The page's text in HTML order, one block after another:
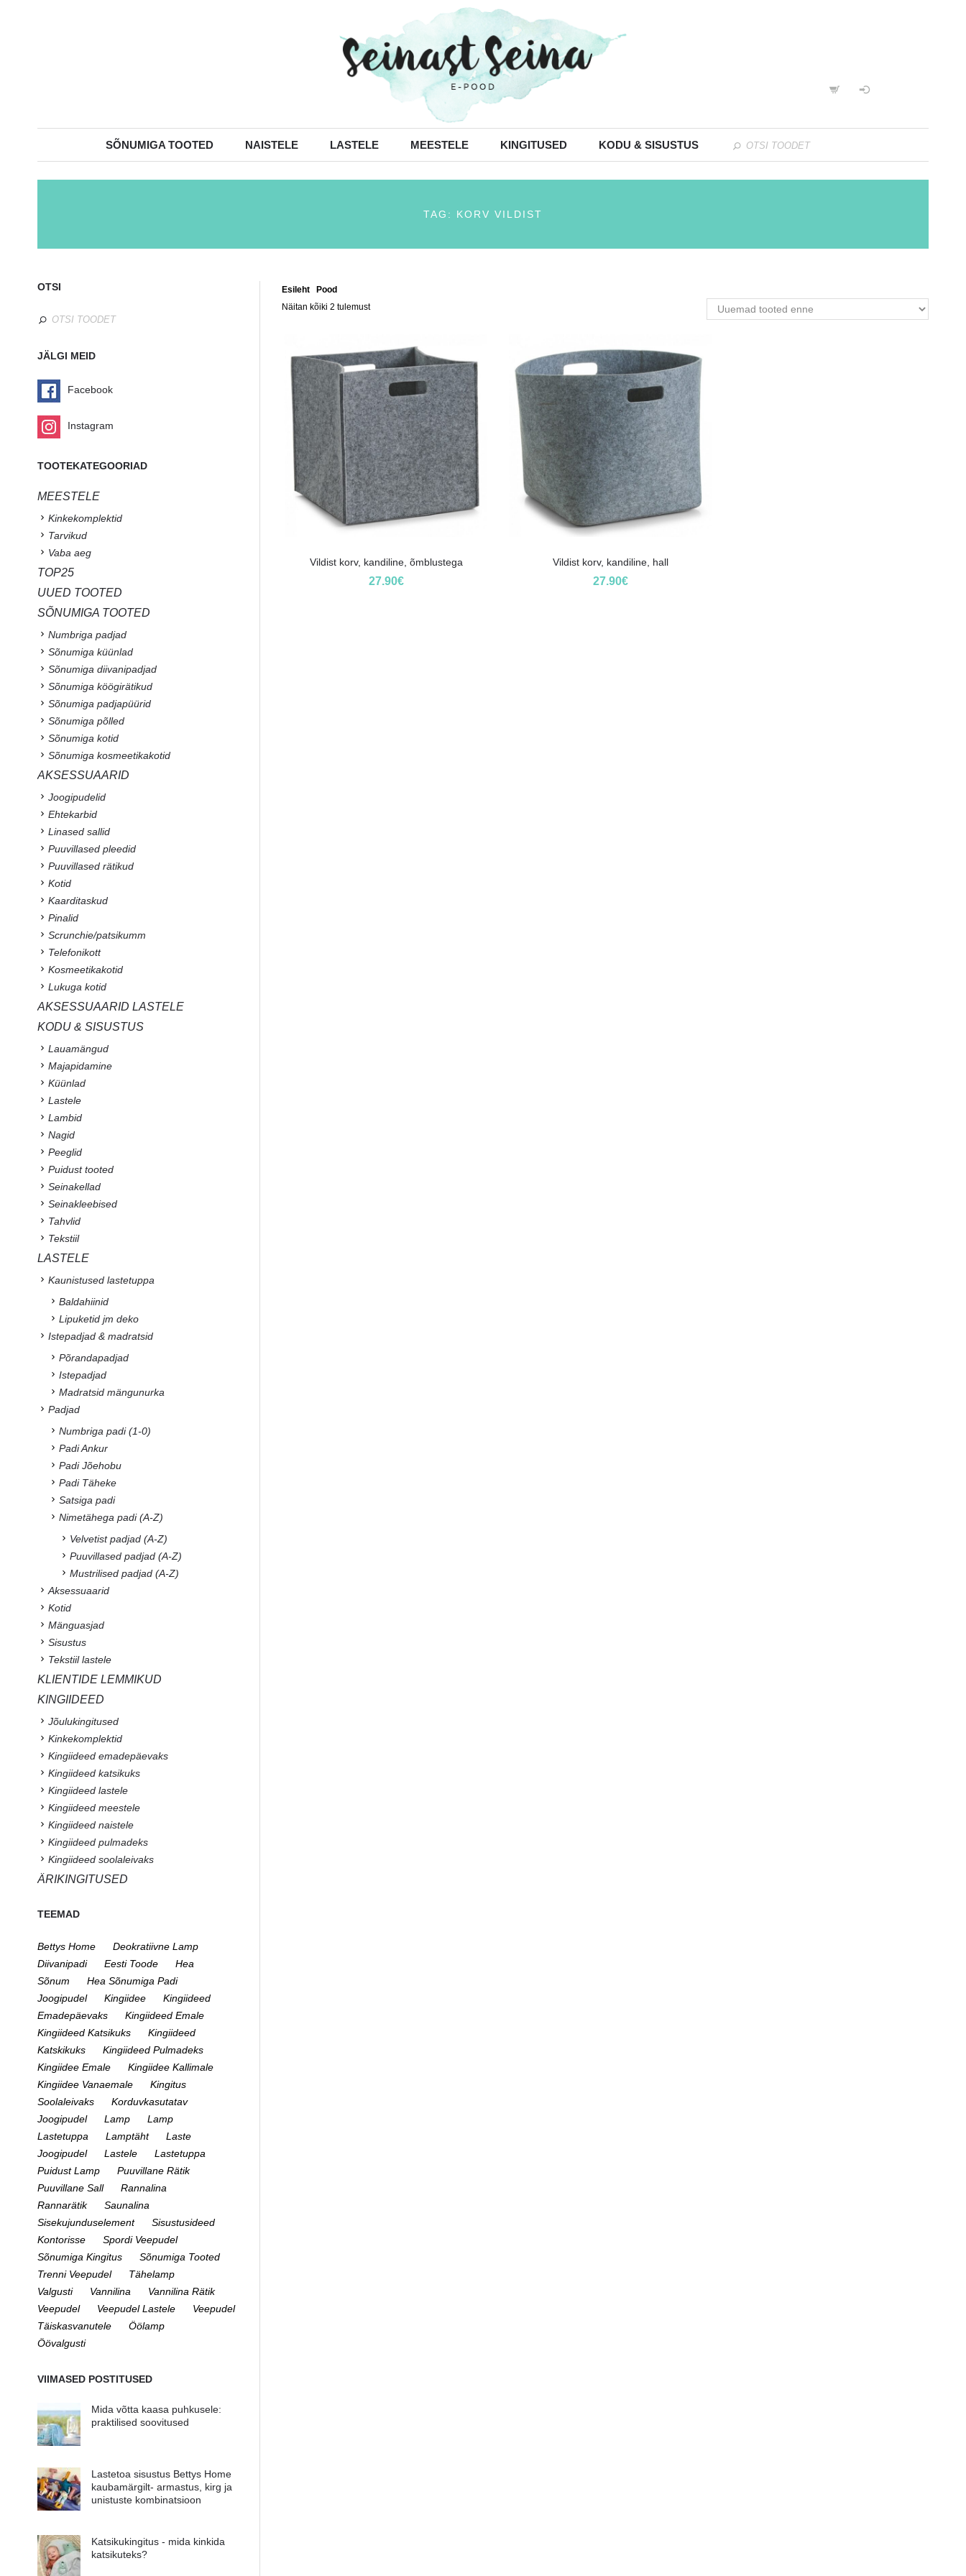
SÕNUMIGA TOOTED NAISTELE LASTELE MEESTELE KINGITUSED KODU & SISUSTUS
TAG: KORV VILDIST
Esileht /Pood
Näitan kõiki 2 tulemust
Vildist korv, kandiline, õmblustega
27.90€
Vildist korv, kandiline, hall
27.90€
OTSI
JÄLGI MEID
Facebook
Instagram
TOOTEKATEGOORIAD
MEESTELE
Kinkekomplektid
Tarvikud
Vaba aeg
TOP25
UUED TOOTED
SÕNUMIGA TOOTED
Numbriga padjad
Sõnumiga küünlad
Sõnumiga diivanipadjad
Sõnumiga köögirätikud
Sõnumiga padjapüürid
Sõnumiga põlled
Sõnumiga kotid
Sõnumiga kosmeetikakotid
AKSESSUAARID
Joogipudelid
Ehtekarbid
Linased sallid
Puuvillased pleedid
Puuvillased rätikud
Kotid
Kaarditaskud
Pinalid
Scrunchie/patsikumm
Telefonikott
Kosmeetikakotid
Lukuga kotid
AKSESSUAARID LASTELE
KODU & SISUSTUS
Lauamängud
Majapidamine
Küünlad
Lastele
Lambid
Nagid
Peeglid
Puidust tooted
Seinakellad
Seinakleebised
Tahvlid
Tekstiil
LASTELE
Kaunistused lastetuppa
Baldahiinid
Lipuketid jm deko
Istepadjad & madratsid
Põrandapadjad
Istepadjad
Madratsid mängunurka
Padjad
Numbriga padi (1-0)
Padi Ankur
Padi Jõehobu
Padi Täheke
Satsiga padi
Nimetähega padi (A-Z)
Velvetist padjad (A-Z)
Puuvillased padjad (A-Z)
Mustrilised padjad (A-Z)
Aksessuaarid
Kotid
Mänguasjad
Sisustus
Tekstiil lastele
KLIENTIDE LEMMIKUD
KINGIIDEED
Jõulukingitused
Kinkekomplektid
Kingiideed emadepäevaks
Kingiideed katsikuks
Kingiideed lastele
Kingiideed meestele
Kingiideed naistele
Kingiideed pulmadeks
Kingiideed soolaleivaks
ÄRIKINGITUSED
TEEMAD
Bettys Home
Deokratiivne Lamp
Diivanipadi
Eesti Toode
Hea
Sõnum
Hea Sõnumiga Padi
Joogipudel
Kingiidee
Kingiideed
Emadepäevaks
Kingiideed Emale
Kingiideed Katsikuks
Kingiideed
Katskikuks
Kingiideed Pulmadeks
Kingiidee Emale
Kingiidee Kallimale
Kingiidee Vanaemale
Kingitus
Soolaleivaks
Korduvkasutatav
Joogipudel
Lamp
Lamp
Lastetuppa
Lamptäht
Laste
Joogipudel
Lastele
Lastetuppa
Puidust Lamp
Puuvillane Rätik
Puuvillane Sall
Rannalina
Rannarätik
Saunalina
Sisekujunduselement
Sisustusideed
Kontorisse
Spordi Veepudel
Sõnumiga Kingitus
Sõnumiga Tooted
Trenni Veepudel
Tähelamp
Valgusti
Vannilina
Vannilina Rätik
Veepudel
Veepudel Lastele
Veepudel
Täiskasvanutele
Öölamp
Öövalgusti
VIIMASED POSTITUSED
Mida võtta kaasa puhkusele:
praktilised soovitused
Lastetoa sisustus Bettys Home
kaubamärgilt- armastus, kirg ja
unistuste kombinatsioon
Katsikukingitus - mida kinkida
katsikuteks?